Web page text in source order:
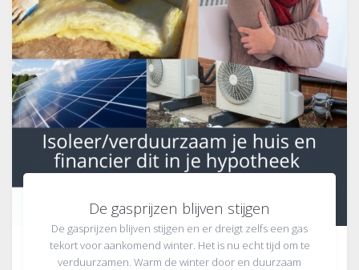
De gasprijzen blijven stijgen
De gasprijzen blijven stijgen en er dreigt zelfs een gas
tekort voor aankomend winter. Het is nu echt tijd om te
verduurzamen. Warm de winter door en duurzaam